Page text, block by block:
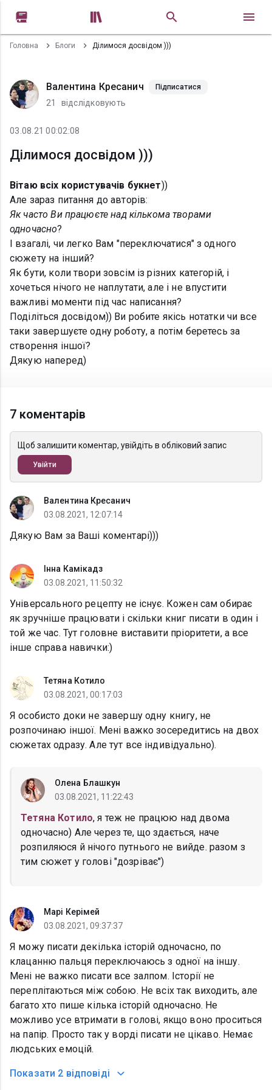
 
Головна Блоги Ділимося досвідом )))
Валентина Кресанич Підписатися
21 відслідковують
03.08.21 00:02:08
Ділимося досвідом )))
Вітаю всіх користувачів букнет))
Але зараз питання до авторів:
Як часто Ви працюєте над кількома творами
одночасно?
І взагалі, чи легко Вам "переключатися" з одного
сюжету на інший?
Як бути, коли твори зовсім із різних категорій, і
хочеться нічого не наплутати, але і не впустити
важливі моменти під час написання?
Поділіться досвідом)) Ви робите якісь нотатки чи все
таки завершуєте одну роботу, а потім беретесь за
створення іншої?
Дякую наперед)
7 коментарів
Щоб залишити коментар, увійдіть в обліковий запис
Увійти
Валентина Кресанич
03.08.2021, 12:07:14
Дякую Вам за Ваші коментарі)))
Інна Камікадз
03.08.2021, 11:50:32
Універсального рецепту не існує. Кожен сам обирає
як зручніше працювати і скільки книг писати в один і
той же час. Тут головне виставити пріоритети, а все
інше справа навички:)
Тетяна Котило
03.08.2021, 00:17:03
Я особисто доки не завершу одну книгу, не
розпочинаю іншої. Мені важко зосередитись на двох
сюжетах одразу. Але тут все індивідуально).
Олена Блашкун
03.08.2021, 11:22:43
Тетяна Котило, я теж не працюю над двома
одночасно) Але через те, що здається, наче
розпиляюся й нічого путнього не вийде. разом з
тим сюжет у голові "дозріває")
Марі Керімей
03.08.2021, 09:37:37
Я можу писати декілька історій одночасно, по
клацанню пальця переключаюсь з одної на іншу.
Мені не важко писати все залпом. Історії не
переплітаються між собою. Не всіх так виходить, але
багато хто пише кілька історій одночасно. Не
можливо усе втримати в голові, якщо воно проситься
на папір. Просто так у ворді писати не цікаво. Немає
людських емоцій.
Показати 2 відповіді